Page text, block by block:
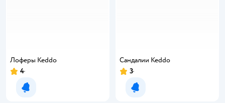
Лоферы Keddo
Рейтинг:
4
Уведомить о появлении
Сандалии Keddo
Рейтинг:
3
Уведомить о появлении